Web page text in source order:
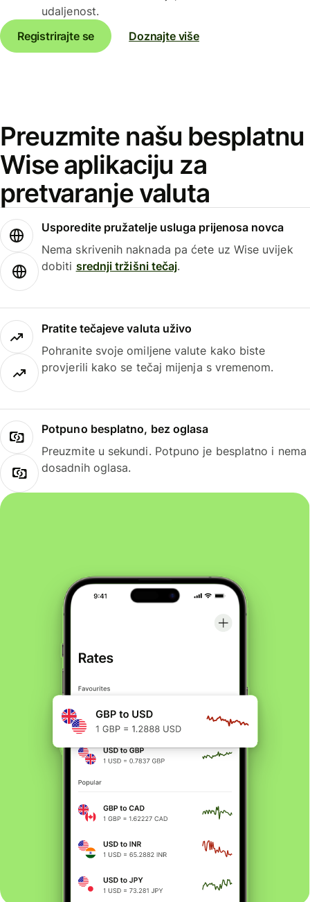
udaljenost.
Registrirajte se
Doznajte više
Preuzmite našu besplatnu
Wise aplikaciju za
pretvaranje valuta
Usporedite pružatelje usluga prijenosa novca
Nema skrivenih naknada pa ćete uz Wise uvijek
dobiti srednji tržišni tečaj.
Pratite tečajeve valuta uživo
Pohranite svoje omiljene valute kako biste
provjerili kako se tečaj mijenja s vremenom.
Potpuno besplatno, bez oglasa
Preuzmite u sekundi. Potpuno je besplatno i nema
dosadnih oglasa.